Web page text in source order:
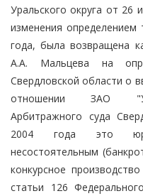
Уральского округа от 26
изменения
года, была возвращена
А.А. Мальцева на
Свердловской области о
отношении ЗАО
Арбитражного суда
2004 года это
несостоятельным
конкурсное
статьи 126